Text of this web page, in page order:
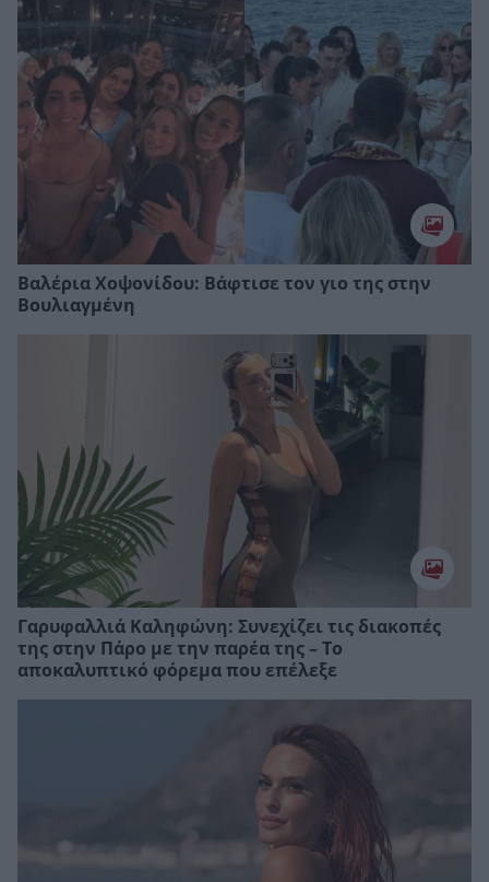
Βαλέρια Χοψονίδου: Bάφτισε τον γιο της στην
Βουλιαγμένη
Γαρυφαλλιά Καληφώνη: Συνεχίζει τις διακοπές
της στην Πάρο με την παρέα της – Το
αποκαλυπτικό φόρεμα που επέλεξε